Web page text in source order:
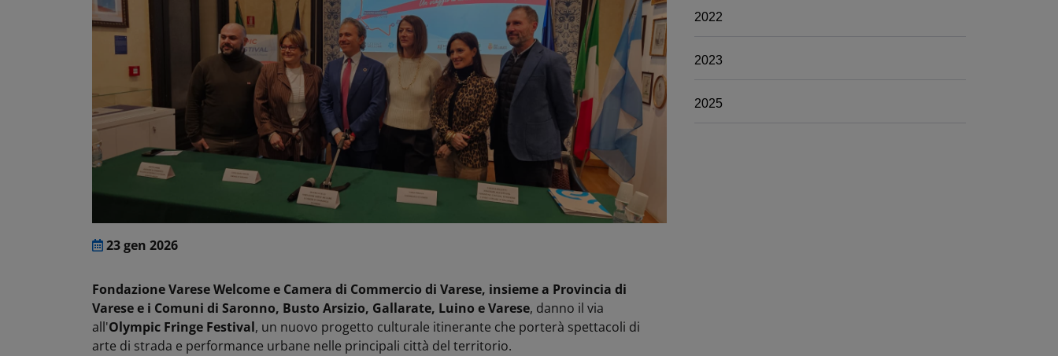
23 gen 2026
Fondazione Varese Welcome e Camera di Commercio di Varese, insieme a Provincia di
Varese e i Comuni di Saronno, Busto Arsizio, Gallarate, Luino e Varese, danno il via
all'Olympic Fringe Festival, un nuovo progetto culturale itinerante che porterà spettacoli di
arte di strada e performance urbane nelle principali città del territorio.
2022
2023
2025